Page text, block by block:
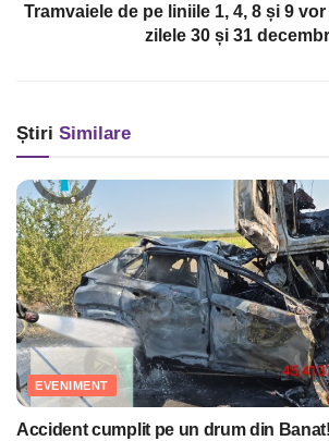
Tramvaiele de pe liniile 1, 4, 8 și 9
zilele 30 și 31
Știri Similare
EVENIMENT
Accident cumplit pe un drum din